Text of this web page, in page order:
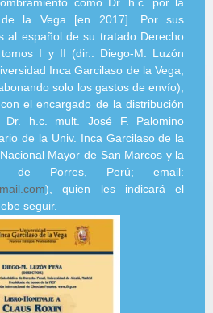
de la Vega [en 2017]. Por sus
al español de su tratado Derecho
I y II (dir.: Diego-M. Luzón
Inca Garcilaso de la Vega,
solo los gastos de envío),
el encargado de la distribución
h.c. mult. José F. Palomino
de la Univ. Inca Garcilaso de la
Mayor de San Marcos y la
de Porres, Perú; email:
), quien les indicará el
seguir.